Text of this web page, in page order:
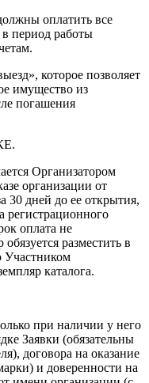
оплатить все
период работы
которое позволяет
имущество из
погашения
Организатором
организации от
30 дней до ее открытия,
регистрационного
оплата не
разместить в
Участником
каталога.
при наличии у него
Заявки (обязательны
договора на оказание
и доверенности на